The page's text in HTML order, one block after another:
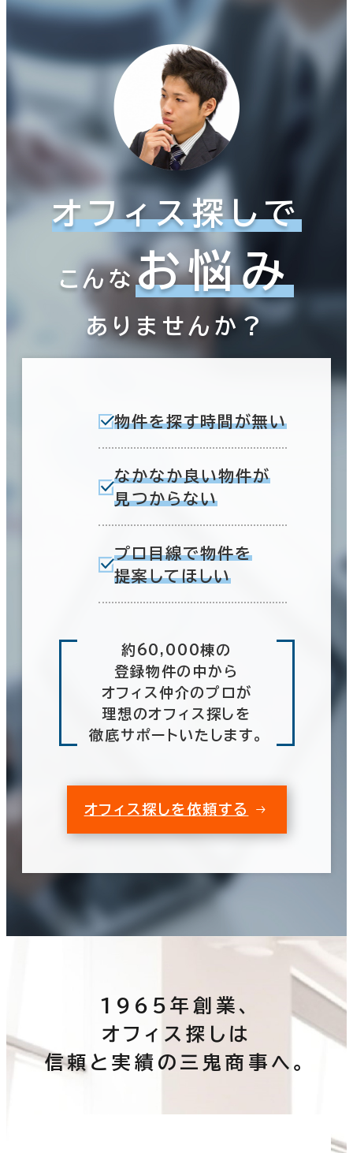
オフィス探しで
こんなお悩み
ありませんか？
物件を探す時間が無い
なかなか良い物件が
見つからない
プロ目線で物件を
提案してほしい
約60,000棟の
登録物件の中から
オフィス仲介のプロが
理想のオフィス探しを
徹底サポートいたします。
オフィス探しを依頼する
1965年創業、
オフィス探しは
信頼と実績の三鬼商事へ。